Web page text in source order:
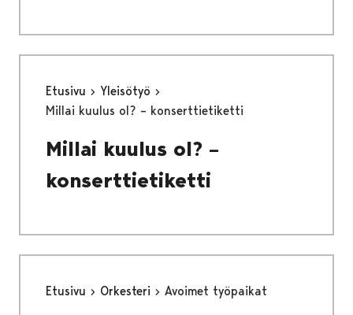
Etusivu
Yleisötyö
Millai kuulus ol? – konserttietiketti
Millai kuulus ol? –
konserttietiketti
Etusivu Orkesteri Avoimet työpaikat